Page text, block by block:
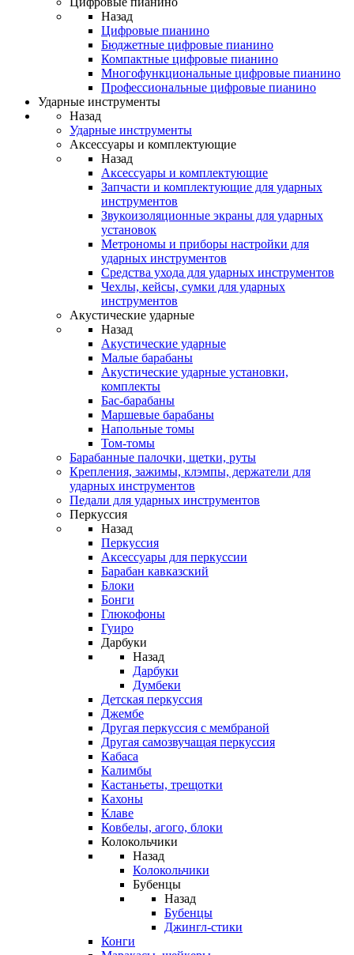
Назад
Цифровые пианино
Бюджетные цифровые пианино
Компактные цифровые пианино
Многофункциональные цифровые пианино
Профессиональные цифровые пианино
Ударные инструменты
Назад
Ударные инструменты
Аксессуары и комплектующие
Назад
Аксессуары и комплектующие
Запчасти и комплектующие для ударных
инструментов
Звукоизоляционные экраны для ударных
установок
Метрономы и приборы настройки для
ударных инструментов
Средства ухода для ударных инструментов
Чехлы, кейсы, сумки для ударных
инструментов
Акустические ударные
Назад
Акустические ударные
Mалые барабаны
Акустические ударные установки,
комплекты
Бас-барабаны
Маршевые барабаны
Напольные томы
Том-томы
Барабанные палочки, щетки, руты
Крепления, зажимы, клэмпы, держатели для
ударных инструментов
Педали для ударных инструментов
Перкуссия
Назад
Перкуссия
Аксессуары для перкуссии
Барабан кавказский
Блоки
Бонги
Глюкофоны
Гуиро
Дарбуки
Назад
Дарбуки
Думбеки
Детская перкуссия
Джембе
Другая перкуссия с мембраной
Другая самозвучащая перкуссия
Кабаса
Калимбы
Кастаньеты, трещотки
Кахоны
Клаве
Ковбелы, агого, блоки
Колокольчики
Назад
Колокольчики
Бубенцы
Назад
Бубенцы
Джингл-стики
Конги